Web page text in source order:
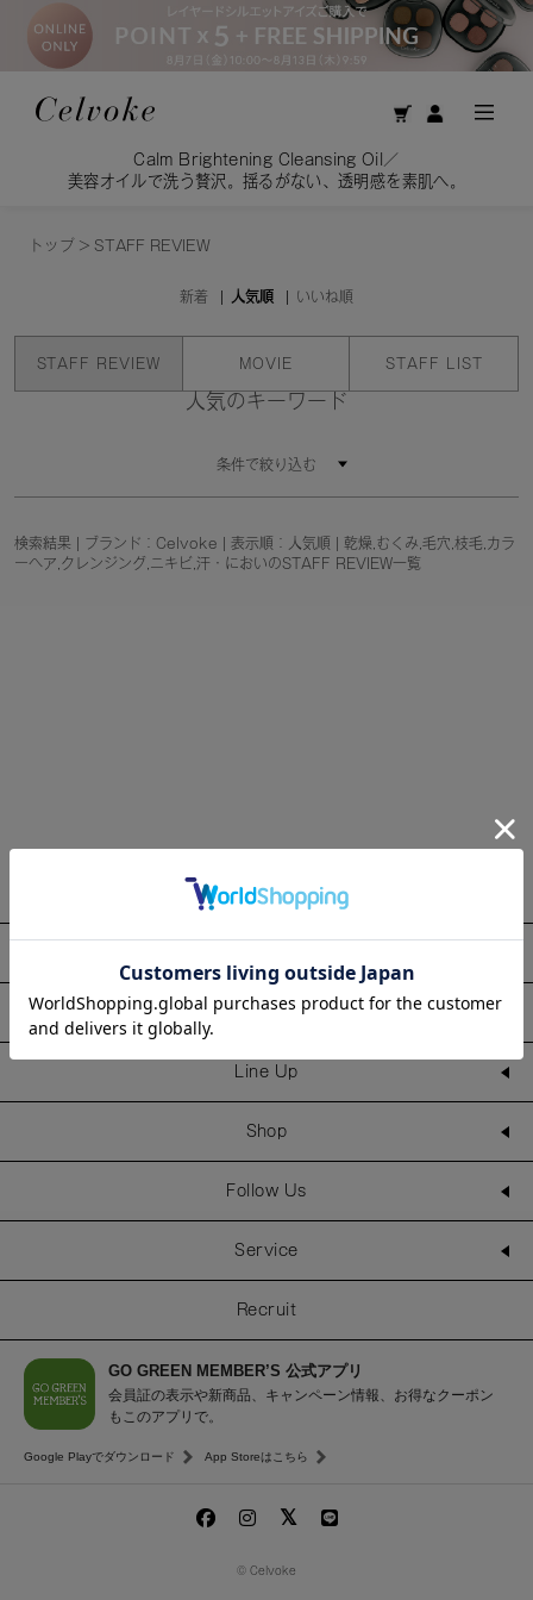
Calm Brightening Cleansing Oil／
美容オイルで洗う贅沢。揺るがない、透明感を素肌へ。
トップ > STAFF REVIEW
新着 人気順 いいね順
STAFF REVIEW MOVIE STAFF LIST
人気のキーワード
条件で絞り込む
検索結果 | ブランド：Celvoke | 表示順：人気順 | 乾燥,むくみ,毛穴,枝毛,カラ
ーヘア,クレンジング,ニキビ,汗・においのSTAFF REVIEW一覧
Information
Line Up
Shop
Follow Us
Service
Recruit
GO GREEN MEMBER’S 公式アプリ
会員証の表示や新商品、キャンペーン情報、お得なクーポン
もこのアプリで。
Google Playでダウンロード App Storeはこちら
© Celvoke